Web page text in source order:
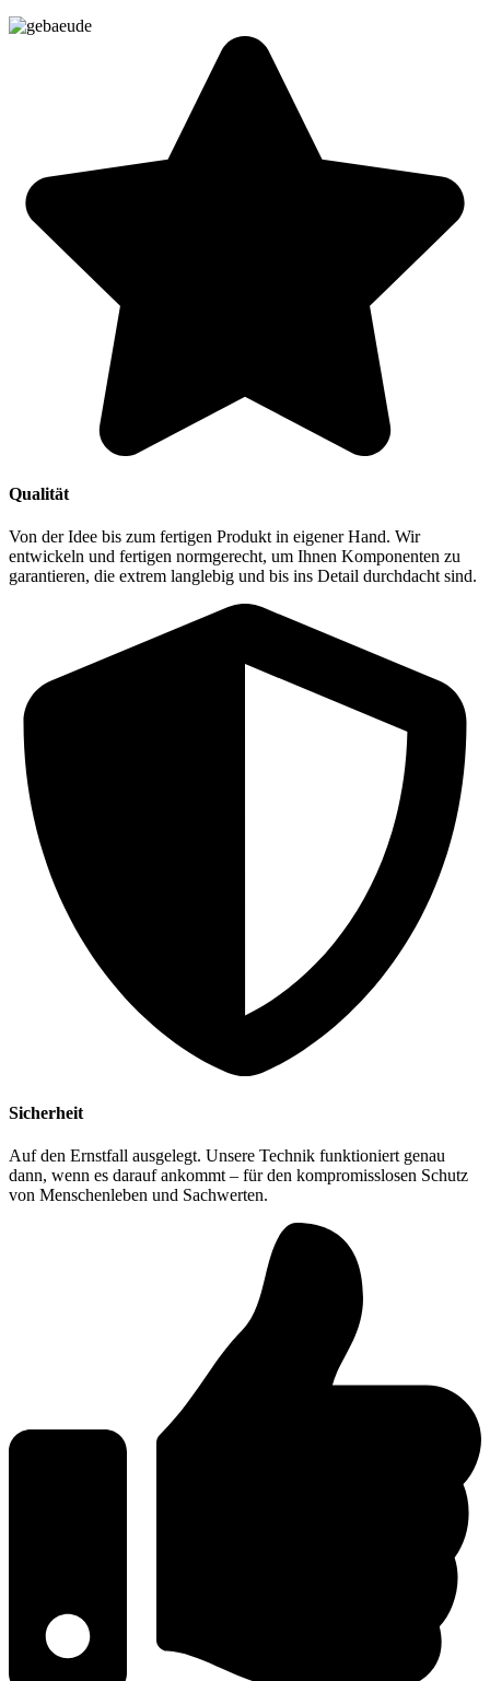
Qualität
Von der Idee bis zum fertigen Produkt in eigener Hand. Wir
entwickeln und fertigen normgerecht, um Ihnen Komponenten zu
garantieren, die extrem langlebig und bis ins Detail durchdacht sind.
Sicherheit
Auf den Ernstfall ausgelegt. Unsere Technik funktioniert genau
dann, wenn es darauf ankommt – für den kompromisslosen Schutz
von Menschenleben und Sachwerten.